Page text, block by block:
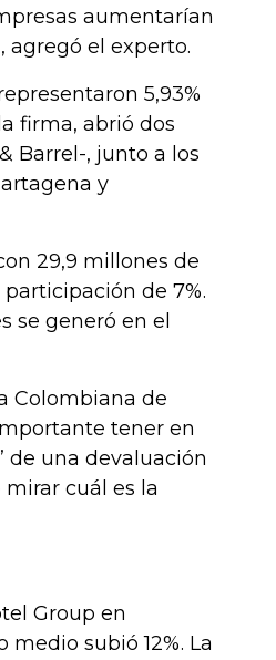
aumentarían
agregó el experto.
5,93%
firma, abrió dos
Barrel-, junto a los
y
29,9 millones de
de 7%.
se generó en el
Colombiana de
tener en
de una devaluación
cuál es la
Group en
subió 12%. La